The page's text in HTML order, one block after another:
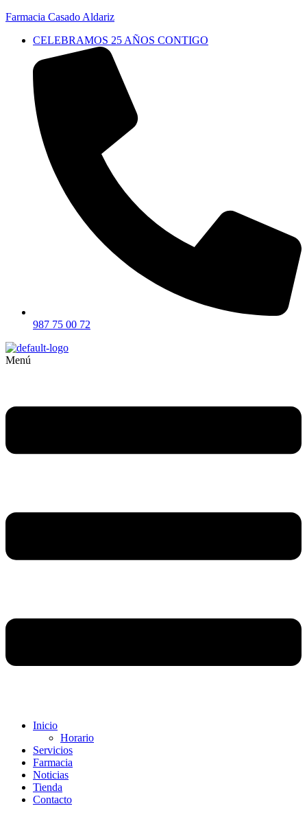
Farmacia Casado Aldariz
CELEBRAMOS 25 AÑOS CONTIGO
987 75 00 72
Menú
Inicio
Horario
Servicios
Farmacia
Noticias
Tienda
Contacto